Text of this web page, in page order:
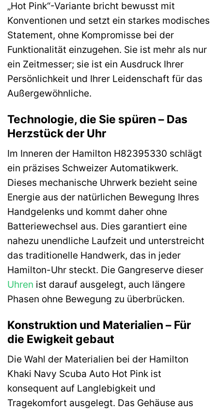
„Hot Pink“-Variante bricht bewusst mit
Konventionen und setzt ein starkes modisches
Statement, ohne Kompromisse bei der
Funktionalität einzugehen. Sie ist mehr als nur
ein Zeitmesser; sie ist ein Ausdruck Ihrer
Persönlichkeit und Ihrer Leidenschaft für das
Außergewöhnliche.
Technologie, die Sie spüren – Das
Herzstück der Uhr
Im Inneren der Hamilton H82395330 schlägt
ein präzises Schweizer Automatikwerk.
Dieses mechanische Uhrwerk bezieht seine
Energie aus der natürlichen Bewegung Ihres
Handgelenks und kommt daher ohne
Batteriewechsel aus. Dies garantiert eine
nahezu unendliche Laufzeit und unterstreicht
das traditionelle Handwerk, das in jeder
Hamilton-Uhr steckt. Die Gangreserve dieser
Uhren ist darauf ausgelegt, auch längere
Phasen ohne Bewegung zu überbrücken.
Konstruktion und Materialien – Für
die Ewigkeit gebaut
Die Wahl der Materialien bei der Hamilton
Khaki Navy Scuba Auto Hot Pink ist
konsequent auf Langlebigkeit und
Tragekomfort ausgelegt. Das Gehäuse aus